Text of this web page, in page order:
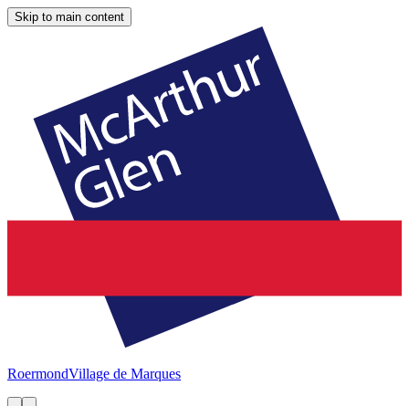
Skip to main content
RoermondVillage de Marques